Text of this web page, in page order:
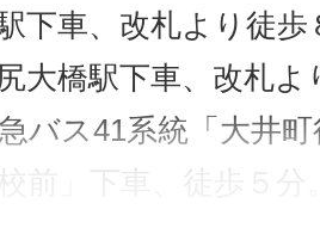
下車、改札より徒歩
大橋駅下車、改札よ
バス41系統「大井
前」下車、徒歩５分